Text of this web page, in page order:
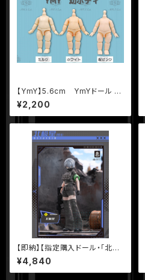
【YmY】5.6cm YmYドール Y
mYボディ 幼ボディ ミルク 桜ピ
ンク ホワイト
¥2,200
【即納】【指定購入ドール・「北極
星」】【黒鉄休止符】シリーズ【Ne
o Eden Toys】 MJD ブライン
ドドール
¥4,840